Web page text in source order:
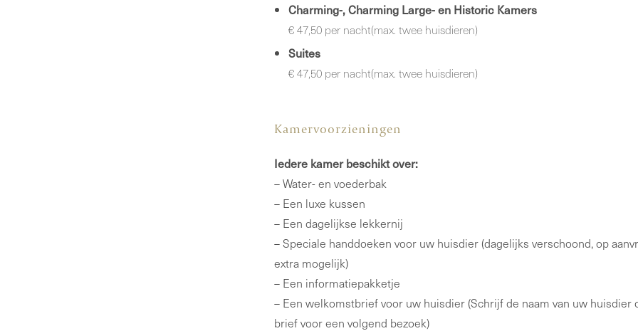
Charming-, Charming Large- en Historic Kamers
€ 47,50 per nacht(max. twee huisdieren)
Suites
€ 47,50 per nacht(max. twee huisdieren)
Kamervoorzieningen
Iedere kamer beschikt over:
– Water- en voederbak
– Een luxe kussen
– Een dagelijkse lekkernij
– Speciale handdoeken voor uw huisdier (dagelijks verschoond, op
extra mogelijk)
– Een informatiepakketje
– Een welkomstbrief voor uw huisdier (Schrijf de naam van uw huisdier
brief voor een volgend bezoek)